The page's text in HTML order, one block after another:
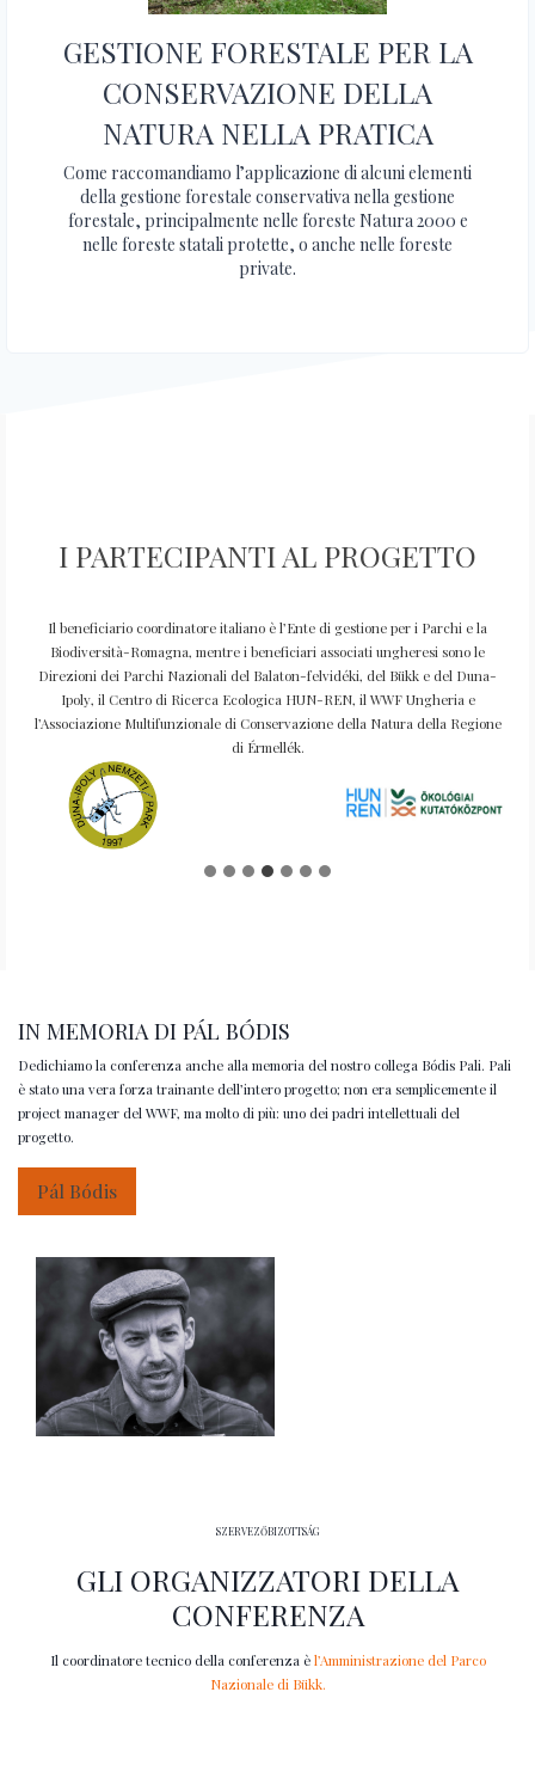
GESTIONE FORESTALE PER LA
CONSERVAZIONE DELLA
NATURA NELLA PRATICA
Come raccomandiamo l’applicazione di alcuni elementi
della gestione forestale conservativa nella gestione
forestale, principalmente nelle foreste Natura 2000 e
nelle foreste statali protette, o anche nelle foreste
private.
I PARTECIPANTI AL PROGETTO
Il beneficiario coordinatore italiano è l’Ente di gestione per i Parchi e la
Biodiversità-Romagna, mentre i beneficiari associati ungheresi sono le
Direzioni dei Parchi Nazionali del Balaton-felvidéki, del Bükk e del Duna-
Ipoly, il Centro di Ricerca Ecologica HUN-REN, il WWF Ungheria e
l’Associazione Multifunzionale di Conservazione della Natura della Regione
di Érmellék.
IN MEMORIA DI PÁL BÓDIS
Dedichiamo la conferenza anche alla memoria del nostro collega Bódis Pali. Pali
è stato una vera forza trainante dell’intero progetto; non era semplicemente il
project manager del WWF, ma molto di più: uno dei padri intellettuali del
progetto.
Pál Bódis
SZERVEZŐBIZOTTSÁG
GLI ORGANIZZATORI DELLA
CONFERENZA
Il coordinatore tecnico della conferenza èl’Amministrazione del Parco
Nazionale di Bükk.